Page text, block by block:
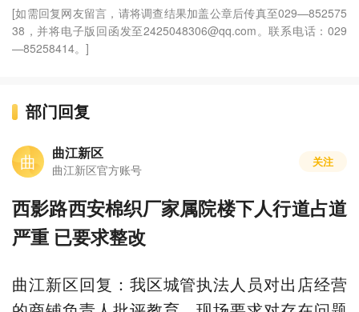
[如需回复网友留言，请将调查结果加盖公章后传真至029—852575
38，并将电子版回函发至2425048306@qq.com。联系电话：029
—85258414。]
部门回复
曲 曲江新区
曲江新区官方账号
关注
西影路西安棉织厂家属院楼下人行道占道
严重 已要求整改
曲江新区回复：我区城管执法人员对出店经营